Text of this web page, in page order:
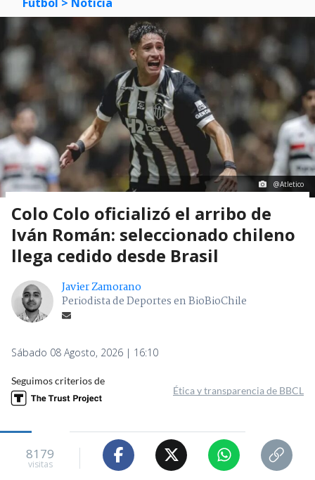
@Atletico
Colo Colo oficializó el arribo de
Iván Román: seleccionado chileno
llega cedido desde Brasil
Javier Zamorano
Periodista de Deportes en BioBioChile
Sábado 08 Agosto, 2026 | 16:10
Seguimos criterios de
Ética y transparencia de BBCL
8179
visitas